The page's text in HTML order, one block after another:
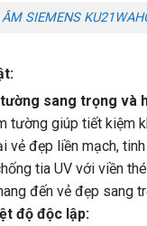
ÂM SIEMENS
sang trọng và
tường giúp tiết kiệm
vẻ đẹp liền mạch, tinh
tia UV với viền
đến vẻ đẹp sang
độ độc lập: